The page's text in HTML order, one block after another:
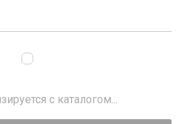
с каталогом...